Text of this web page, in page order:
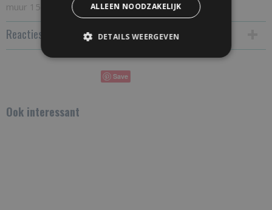
muur 15cm hoog.
Reacties
Save
Ook interessant
ALLEEN NOODZAKELIJK
DETAILS WEERGEVEN